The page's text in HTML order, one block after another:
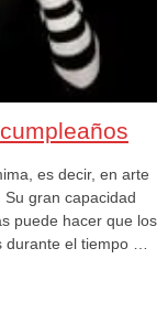
es decir, en arte
gran capacidad
puede hacer que los
el tiempo …